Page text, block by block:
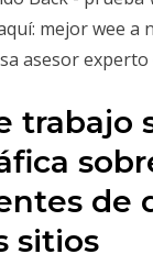
mejor wee
asesor experto
trabajo
de
sitios